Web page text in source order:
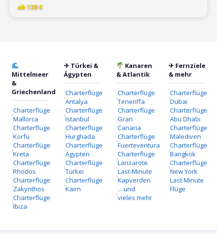
ab 139 €
Mittelmeer
&
Griechenland
Charterflüge
Mallorca
Charterflüge
Korfu
Charterflüge
Kreta
Charterflüge
Rhodos
Charterflüge
Zakynthos
Charterflüge
Ibiza
✈ Türkei &
Ägypten
Charterflüge
Antalya
Charterflüge
Istanbul
Charterflüge
Hurghada
Charterflüge
Ägypten
Charterflüge
Türkei
Charterflüge
Kairn
Kanaren
& Atlantik
Charterflüge
Teneriffa
Charterflüge
Gran
Canaria
Charterflüge
Fuerteventura
Charterflüge
Lanzarote
Last-Minute
Kapverden
... und
vieles mehr
✈ Fernziele
& mehr
Charterflüge
Dubai
Charterflüge
Abu Dhabi
Charterflüge
Malediven
Charterflüge
Bangkok
Charterflüge
New York
Last Minute
Flüge